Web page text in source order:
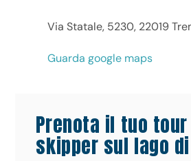
Via Statale, 5230, 22019
Guarda google maps
Prenota il tuo
skipper sul lago di